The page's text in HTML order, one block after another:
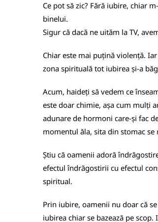
Ce pot să zic? Fără iubire, chiar
binelui.
Sigur că dacă ne uităm la TV,
Chiar este mai puțină violență.
zona spirituală tot iubirea și-a
Acum, haideți să vedem ce
este doar chimie, așa cum mulți
adunare de hormoni care-și fac
momentul ăla, sita din stomac se
Știu că oamenii adoră
efectul îndrăgostirii cu efectul
spiritual.
Prin iubire, oamenii nu doar că
iubirea chiar se bazează pe